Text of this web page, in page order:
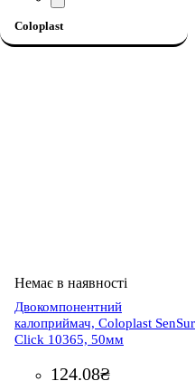
Coloplast
Двокомпонентний
калоприймач, Coloplast
Click 10365, 50мм
124.08₴